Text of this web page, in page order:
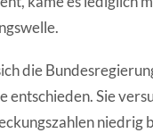
die
entschieden. Sie
niedrig